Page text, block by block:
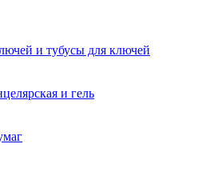
и тубусы для ключей
и гель